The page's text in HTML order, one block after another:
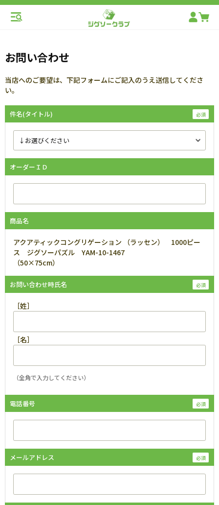
お問い合わせ
当店へのご要望は、下記フォームにご記入のうえ送信してくださ
い。
件名(タイトル)
オーダーＩＤ
商品名
アクアティックコングリゲーション （ラッセン） 1000ピー
ス ジグソーパズル YAM-10-1467
（50×75cm）
お問い合わせ時氏名
［姓］
［名］
（全角で入力してください）
電話番号
メールアドレス